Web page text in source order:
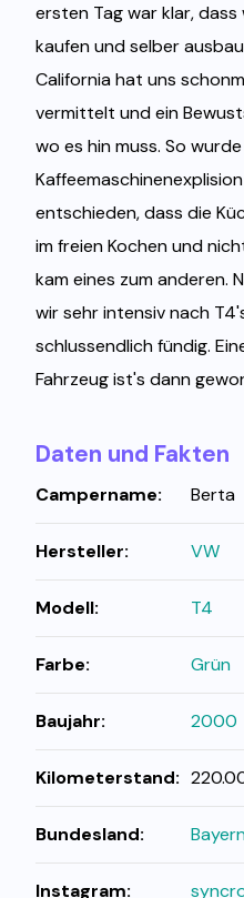
ersten Tag war klar, dass
kaufen und selber
California hat uns
vermittelt und ein
wo es hin muss. So
entschieden, dass die
im freien Kochen und
kam eines zum anderen.
wir sehr intensiv nach
schlussendlich fündig.
Fahrzeug ist's dann
Daten und Fakten
Campername: Berta
Hersteller: VW
Modell: T4
Farbe: Grün
Baujahr: 2000
Kilometerstand:
Bundesland:
Instagram: